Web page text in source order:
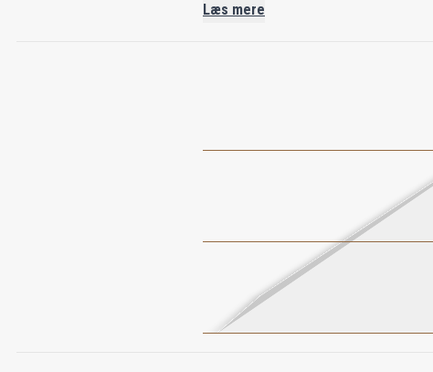
essens, fløjlsagtig ambrettolide og
Jordi Fernandez hos Givaudan og er
Læs mere